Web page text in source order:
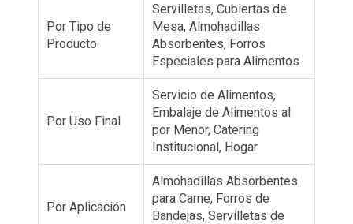
Por Tipo de
Producto
Servilletas, Cubiertas de
Mesa, Almohadillas
Absorbentes, Forros
Especiales para Alimentos
Por Uso Final
Servicio de Alimentos,
Embalaje de Alimentos al
por Menor, Catering
Institucional, Hogar
Por Aplicación
Almohadillas Absorbentes
para Carne, Forros de
Bandejas, Servilletas de